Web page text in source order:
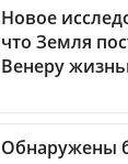
Новое
что Земля
Венеру
Обнаружены